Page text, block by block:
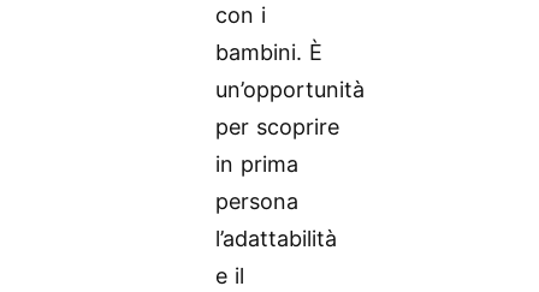
con i
bambini. È
un’opportunità
per scoprire
in prima
persona
l’adattabilità
e il